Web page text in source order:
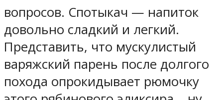
вопросов. Спотыкач — напиток
довольно сладкий и легкий.
Представить, что мускулистый
варяжский парень после долгого
похода опрокидывает рюмочку